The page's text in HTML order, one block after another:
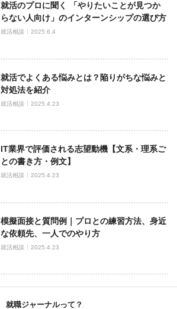
就活のプロに聞く 「やりたいことが見つか
らない人向け」のインターンシップの選び方
就活相談 2025.6.4
就活でよくある悩みとは？陥りがちな悩みと
対処法を紹介
就活相談 2025.4.23
IT業界で評価される志望動機【文系・理系ご
との書き方・例文】
就活相談 2025.4.23
模擬面接と質問例｜プロとの練習方法、身近
な依頼先、一人でのやり方
就活相談 2025.4.23
就職ジャーナルって？